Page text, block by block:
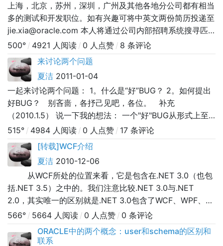
上海，北京，苏州，深圳，广州及其他各地分公司都有相当
多的测试和开发职位。如有兴趣可将中英文两份简历投递至
jie.xia@oracle.com 本人将通过公司内部招聘系统搜寻匹
配的职位，推荐给HR。
500° / 4921 人阅读 / 0 人点赞 / 8 条评论
来讨论两个问题
夏洁 2011-01-04
一起来讨论两个问题： 1。什么是“好”BUG？ 2。如何提出
好BUG？ 别吝啬，各抒己见吧，各位。 补充
（2010.1.5） 说一下我的想法： 一个"好"BUG从形式上至
少要有以下两点：1.要有一个很明确达意的标题。 能准
确描述，准确定位，甚至能准确说出原理。 2.要有很详细
但
515° / 4984 人阅读 / 0 人点赞 / 17 条评论
[转载]WCF介绍
夏洁 2010-12-06
括.NET 3.5）之中的。我们注意比较.NET 3.0与.NET
2.0，其实唯一的区别就是.NET 3.0包含了WCF、WPF、
WF（或者还有CardSpace）而已。因此，我们认为WCF
是.NET框架的一部分，似乎并不为过。尤为关键的是，
WCF并不能脱
566° / 5664 人阅读 / 0 人点赞 / 0 条评论
ORACLE中的两个概念：user和schema的区别和
联系